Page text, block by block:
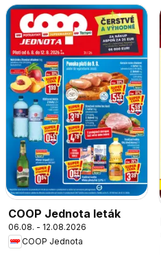
COOP Jednota leták
06.08. - 12.08.2026
COOP Jednota